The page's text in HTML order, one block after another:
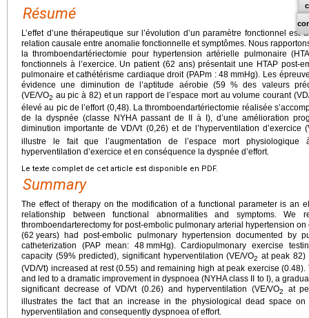
Résumé
L’effet d’une thérapeutique sur l’évolution d’un paramètre fonctionnel
relation causale entre anomalie fonctionnelle et symptômes. Nous
la thromboendartériectomie pour hypertension artérielle pulmonaire
fonctionnels à l’exercice. Un patient (62 ans) présentait une HTAP post-
pulmonaire et cathétérisme cardiaque droit (PAPm : 48 mmHg). Les
évidence une diminution de l’aptitude aérobie (59 % des valeurs
(VE/VO2 au pic à 82) et un rapport de l’espace mort au volume courant
élevé au pic de l’effort (0,48). La thromboendartériectomie réalisée
de la dyspnée (classe NYHA passant de II à I), d’une amélioration
diminution importante de VD/Vt (0,26) et de l’hyperventilation d’exercice
illustre le fait que l’augmentation de l’espace mort physiologique
hyperventilation d’exercice et en conséquence la dyspnée d’effort.
Le texte complet de cet article est disponible en PDF.
Summary
The effect of therapy on the modification of a functional parameter is an
relationship between functional abnormalities and symptoms.
thromboendarterectomy for post-embolic pulmonary arterial hypertension
(62 years) had post-embolic pulmonary hypertension documented by
catheterization (PAP mean: 48 mmHg). Cardiopulmonary exercise
capacity (59% predicted), significant hyperventilation (VE/VO2 at peak 82)
(VD/Vt) increased at rest (0.55) and remaining high at peak exercise
and led to a dramatic improvement in dyspnoea (NYHA class II to I), a
significant decrease of VD/Vt (0.26) and hyperventilation (VE/VO2
at
illustrates the fact that an increase in the physiological dead space
hyperventilation and consequently dyspnoea of effort.